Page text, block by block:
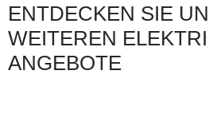
ENTDECKEN SIE
WEITEREN
ANGEBOTE